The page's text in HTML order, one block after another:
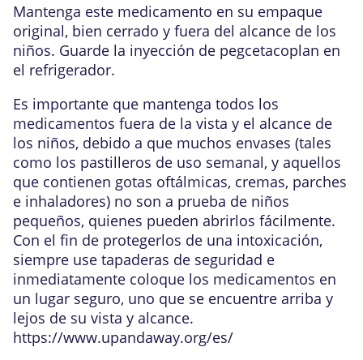
Mantenga este medicamento en su empaque
original, bien cerrado y fuera del alcance de los
niños. Guarde la inyección de pegcetacoplan en
el refrigerador.
Es importante que mantenga todos los
medicamentos fuera de la vista y el alcance de
los niños, debido a que muchos envases (tales
como los pastilleros de uso semanal, y aquellos
que contienen gotas oftálmicas, cremas, parches
e inhaladores) no son a prueba de niños
pequeños, quienes pueden abrirlos fácilmente.
Con el fin de protegerlos de una intoxicación,
siempre use tapaderas de seguridad e
inmediatamente coloque los medicamentos en
un lugar seguro, uno que se encuentre arriba y
lejos de su vista y alcance.
https://www.upandaway.org/es/